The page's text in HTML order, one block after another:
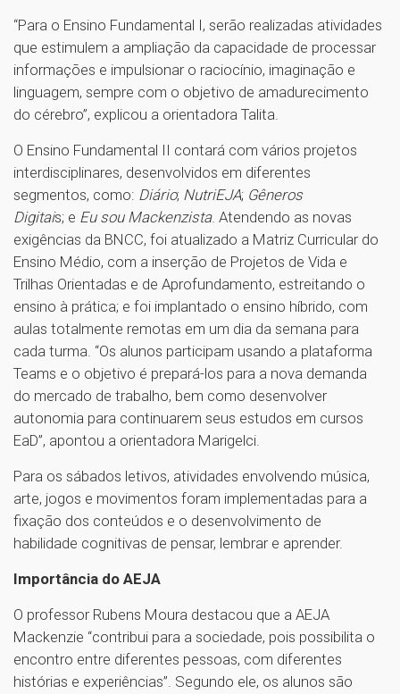
“Para o Ensino Fundamental I, serão realizadas atividades
que estimulem a ampliação da capacidade de processar
informações e impulsionar o raciocínio, imaginação e
linguagem, sempre com o objetivo de amadurecimento
do cérebro”, explicou a orientadora Talita.
O Ensino Fundamental II contará com vários projetos
interdisciplinares, desenvolvidos em diferentes
segmentos, como: Diário; NutriEJA; Gêneros
Digitais; e Eu sou Mackenzista. Atendendo as novas
exigências da BNCC, foi atualizado a Matriz Curricular do
Ensino Médio, com a inserção de Projetos de Vida e
Trilhas Orientadas e de Aprofundamento, estreitando o
ensino à prática; e foi implantado o ensino híbrido, com
aulas totalmente remotas em um dia da semana para
cada turma. “Os alunos participam usando a plataforma
Teams e o objetivo é prepará-los para a nova demanda
do mercado de trabalho, bem como desenvolver
autonomia para continuarem seus estudos em cursos
EaD”, apontou a orientadora Marigelci.
Para os sábados letivos, atividades envolvendo música,
arte, jogos e movimentos foram implementadas para a
fixação dos conteúdos e o desenvolvimento de
habilidade cognitivas de pensar, lembrar e aprender.
Importância do AEJA
O professor Rubens Moura destacou que a AEJA
Mackenzie “contribui para a sociedade, pois possibilita o
encontro entre diferentes pessoas, com diferentes
histórias e experiências”. Segundo ele, os alunos são